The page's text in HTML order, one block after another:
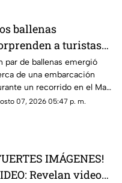
ballenas
a turistas
avistamiento
el Mar de Cortés
par de ballenas emergió
de una embarcación
un recorrido en el Mar
Cortés. El avistamiento fue
07, 2026 05:47 p. m.
IMÁGENES!
Revelan videos